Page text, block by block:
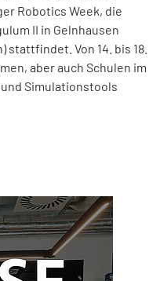
Robotics Week, die
II in Gelnhausen
stattfindet. Von 14. bis 18.
aber auch Schulen im
Simulationstools